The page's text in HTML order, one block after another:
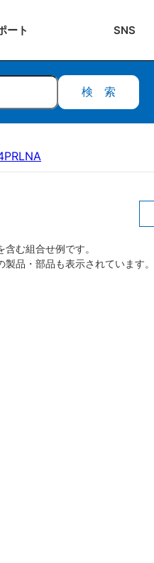
ート SNS
検索
む組合せ例です。
製品・部品も表示されています。